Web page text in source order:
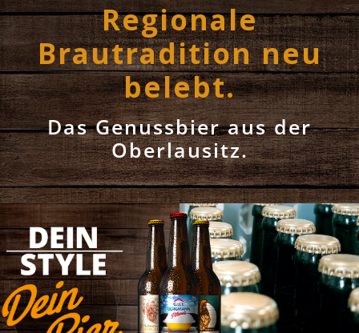
Regionale
Brautradition neu
belebt.
Das Genussbier aus der
Oberlausitz.